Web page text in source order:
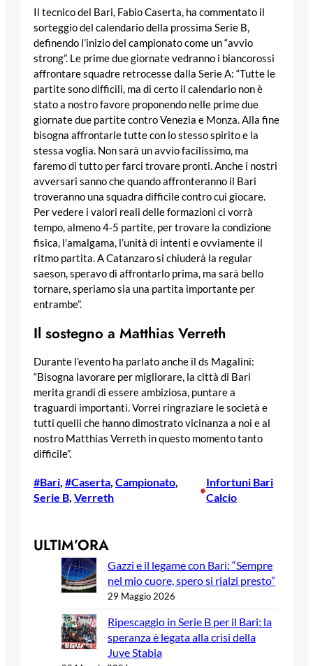
Il tecnico del Bari, Fabio Caserta, ha commentato il
sorteggio del calendario della prossima Serie B,
definendo l’inizio del campionato come un “avvio
strong”. Le prime due giornate vedranno i biancorossi
affrontare squadre retrocesse dalla Serie A: “Tutte le
partite sono difficili, ma di certo il calendario non è
stato a nostro favore proponendo nelle prime due
giornate due partite contro Venezia e Monza. Alla fine
bisogna affrontarle tutte con lo stesso spirito e la
stessa voglia. Non sarà un avvio facilissimo, ma
faremo di tutto per farci trovare pronti. Anche i nostri
avversari sanno che quando affronteranno il Bari
troveranno una squadra difficile contro cui giocare.
Per vedere i valori reali delle formazioni ci vorrà
tempo, almeno 4-5 partite, per trovare la condizione
fisica, l’amalgama, l’unità di intenti e ovviamente il
ritmo partita. A Catanzaro si chiuderà la regular
saeson, speravo di affrontarlo prima, ma sarà bello
tornare, speriamo sia una partita importante per
entrambe”.
Il sostegno a Matthias Verreth
Durante l’evento ha parlato anche il ds Magalini:
“Bisogna lavorare per migliorare, la città di Bari
merita grandi di essere ambiziosa, puntare a
traguardi importanti. Vorrei ringraziare le società e
tutti quelli che hanno dimostrato vicinanza a noi e al
nostro Matthias Verreth in questo momento tanto
difficile”.
#Bari, #Caserta, Campionato
Serie B, Verreth
•
Infortuni Bari
Calcio
ULTIM’ORA
Gazzi e il legame con Bari: “Sempre
nel mio cuore, spero si rialzi presto”
29 Maggio 2026
Ripescaggio in Serie B per il Bari: la
speranza è legata alla crisi della
Juve Stabia